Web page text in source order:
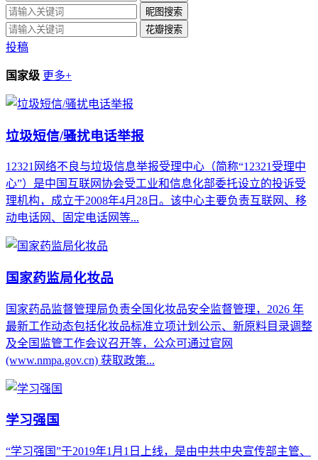
昵图搜索
花瓣搜索
投稿
国家级 更多+
垃圾短信/骚扰电话举报
12321网络不良与垃圾信息举报受理中心（简称“12321受理中
心”）是中国互联网协会受工业和信息化部委托设立的投诉受
理机构，成立于2008年4月28日。该中心主要负责互联网、移
动电话网、固定电话网等...
国家药监局化妆品
国家药品监督管理局‌负责全国化妆品安全监督管理，2026 年
最新工作动态包括化妆品标准立项计划公示、新原料目录调整
及全国监管工作会议召开等，公众可通过官网
(www.nmpa.gov.cn) 获取政策...
学习强国
“学习强国”于2019年1月1日上线，是由中共中央宣传部主管、